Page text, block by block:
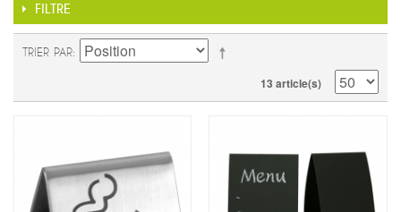
FILTRE
TRIER PAR
13 article(s)